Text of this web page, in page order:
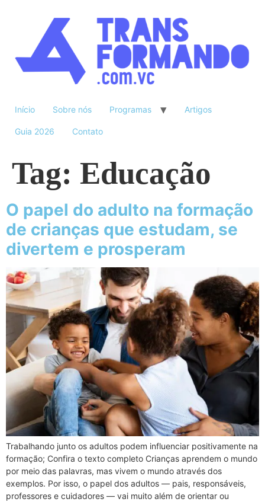
Início Sobre nós Programas Artigos
Guia 2026 Contato
Tag: Educação
O papel do adulto na formação
de crianças que estudam, se
divertem e prosperam
Trabalhando junto os adultos podem influenciar positivamente na
formação; Confira o texto completo Crianças aprendem o mundo
por meio das palavras, mas vivem o mundo através dos
exemplos. Por isso, o papel dos adultos — pais, responsáveis,
professores e cuidadores — vai muito além de orientar ou